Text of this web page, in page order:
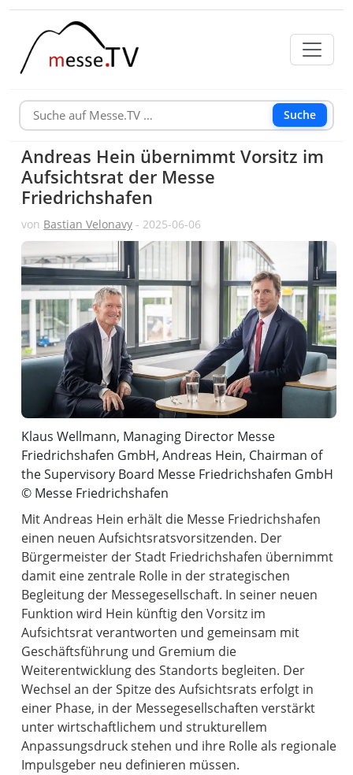
Suche
Andreas Hein übernimmt Vorsitz im
Aufsichtsrat der Messe
Friedrichshafen
von Bastian Velonavy - 2025-06-06
Klaus Wellmann, Managing Director Messe
Friedrichshafen GmbH, Andreas Hein, Chairman of
the Supervisory Board Messe Friedrichshafen GmbH
© Messe Friedrichshafen
Mit Andreas Hein erhält die Messe Friedrichshafen
einen neuen Aufsichtsratsvorsitzenden. Der
Bürgermeister der Stadt Friedrichshafen übernimmt
damit eine zentrale Rolle in der strategischen
Begleitung der Messegesellschaft. In seiner neuen
Funktion wird Hein künftig den Vorsitz im
Aufsichtsrat verantworten und gemeinsam mit
Geschäftsführung und Gremium die
Weiterentwicklung des Standorts begleiten. Der
Wechsel an der Spitze des Aufsichtsrats erfolgt in
einer Phase, in der Messegesellschaften verstärkt
unter wirtschaftlichem und strukturellem
Anpassungsdruck stehen und ihre Rolle als regionale
Impulsgeber neu definieren müssen.